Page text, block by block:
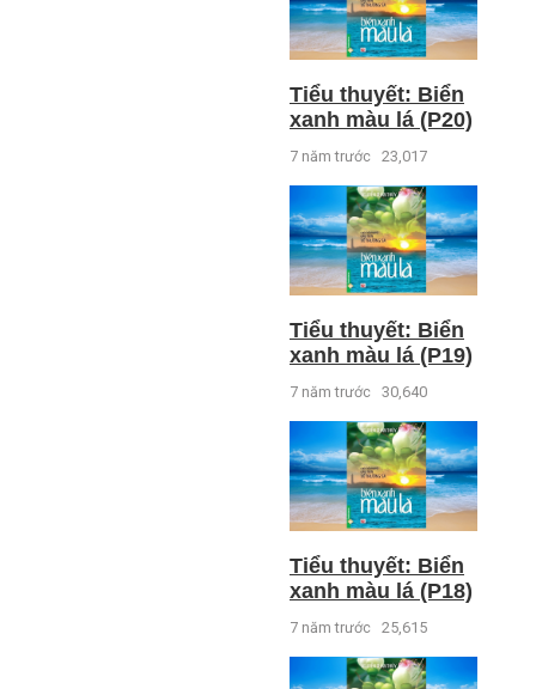
Tiểu thuyết: Biển
xanh màu lá (P20)
7 năm trước 23,017
Tiểu thuyết: Biển
xanh màu lá (P19)
7 năm trước 30,640
Tiểu thuyết: Biển
xanh màu lá (P18)
7 năm trước 25,615